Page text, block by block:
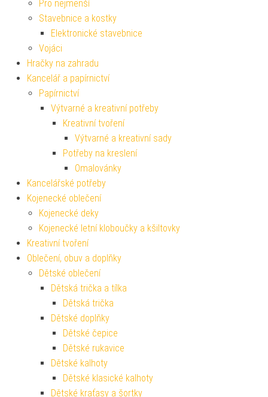
Pro nejmenší
Stavebnice a kostky
Elektronické stavebnice
Vojáci
Hračky na zahradu
Kancelář a papírnictví
Papírnictví
Výtvarné a kreativní potřeby
Kreativní tvoření
Výtvarné a kreativní sady
Potřeby na kreslení
Omalovánky
Kancelářské potřeby
Kojenecké oblečení
Kojenecké deky
Kojenecké letní kloboučky a kšiltovky
Kreativní tvoření
Oblečení, obuv a doplňky
Dětské oblečení
Dětská trička a tílka
Dětská trička
Dětské doplňky
Dětské čepice
Dětské rukavice
Dětské kalhoty
Dětské klasické kalhoty
Dětské kraťasy a šortky